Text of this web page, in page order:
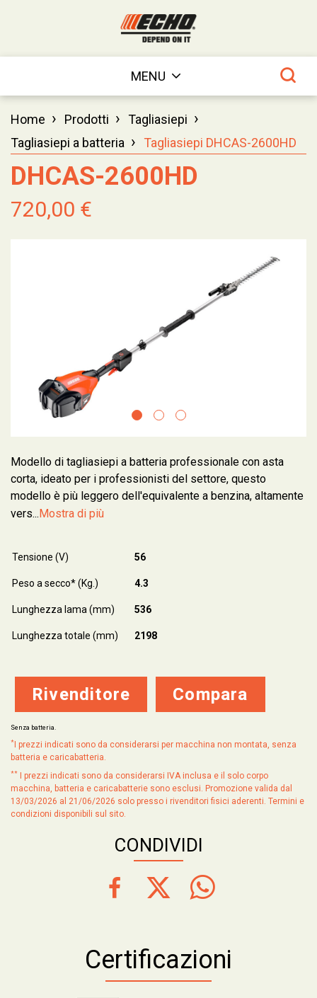
MENU
Home › Prodotti › Tagliasiepi ›
Tagliasiepi a batteria › Tagliasiepi DHCAS-2600HD
DHCAS-2600HD
720,00 €
Modello di tagliasiepi a batteria professionale con asta
corta, ideato per i professionisti del settore, questo
modello è più leggero dell'equivalente a benzina, altamente
vers... Mostra di più
Tensione (V) 56
Peso a secco* (Kg.) 4.3
Lunghezza lama (mm) 536
Lunghezza totale (mm) 2198
Rivenditore Compara
Senza batteria.
*
I prezzi indicati sono da considerarsi per macchina non montata, senza
batteria e caricabatteria.
**
I prezzi indicati sono da considerarsi IVA inclusa e il solo corpo
macchina, batteria e caricabatterie sono esclusi. Promozione valida dal
13/03/2026 al 21/06/2026 solo presso i rivenditori fisici aderenti. Termini e
condizioni disponibili sul sito.
CONDIVIDI
Certificazioni